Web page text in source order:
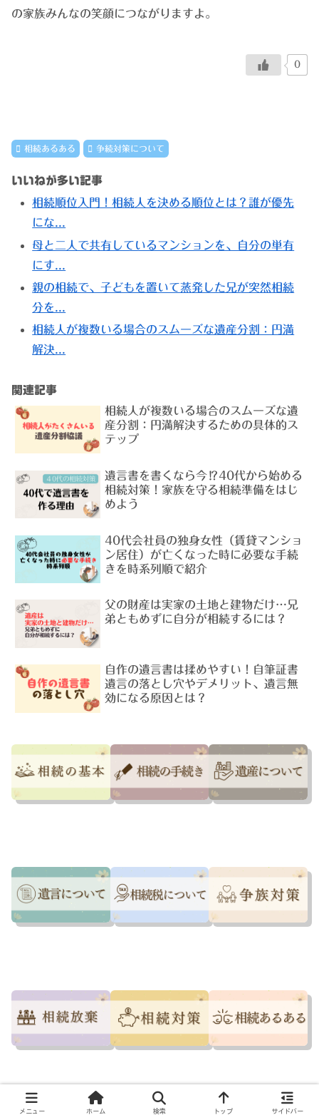
の家族みんなの笑顔につながりますよ。
0
相続あるある 争続対策について
いいねが多い記事
相続順位入門！相続人を決める順位とは？誰が優先
にな...
母と二人で共有しているマンションを、自分の単有
にす...
親の相続で、子どもを置いて蒸発した兄が突然相続
分を...
相続人が複数いる場合のスムーズな遺産分割：円満
解決...
関連記事
相続人が複数いる場合のスムーズな遺
産分割：円満解決するための具体的ス
テップ
遺言書を書くなら今⁉40代から始める
相続対策！家族を守る相続準備をはじ
めよう
40代会社員の独身女性（賃貸マンショ
ン居住）が亡くなった時に必要な手続
きを時系列順で紹介
父の財産は実家の土地と建物だけ…兄
弟ともめずに自分が相続するには？
自作の遺言書は揉めやすい！自筆証書
遺言の落とし穴やデメリット、遺言無
効になる原因とは？
メニュー ホーム 検索 トップ サイドバー